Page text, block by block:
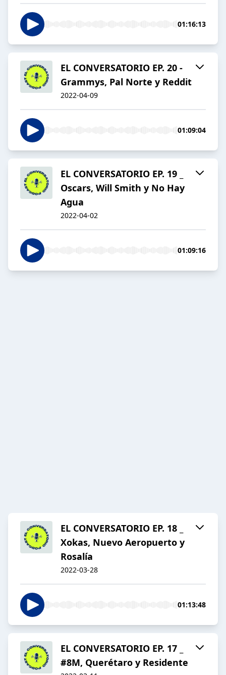
01:16:13
EL CONVERSATORIO EP. 20 -
Grammys, Pal Norte y Reddit
2022-04-09
01:09:04
EL CONVERSATORIO EP. 19 _
Oscars, Will Smith y No Hay
Agua
2022-04-02
01:09:16
EL CONVERSATORIO EP. 18 _
Xokas, Nuevo Aeropuerto y
Rosalía
2022-03-28
01:13:48
EL CONVERSATORIO EP. 17 _
#8M, Querétaro y Residente